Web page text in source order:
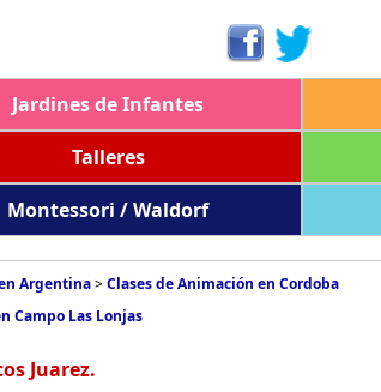
Jardines de Infantes
Talleres
Montessori / Waldorf
Argentina>Clases de Animación en Cordoba
Campo Las Lonjas
Juarez.